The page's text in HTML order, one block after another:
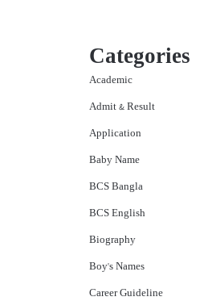
Categories
Academic
Admit & Result
Application
Baby Name
BCS Bangla
BCS English
Biography
Boy's Names
Career Guideline